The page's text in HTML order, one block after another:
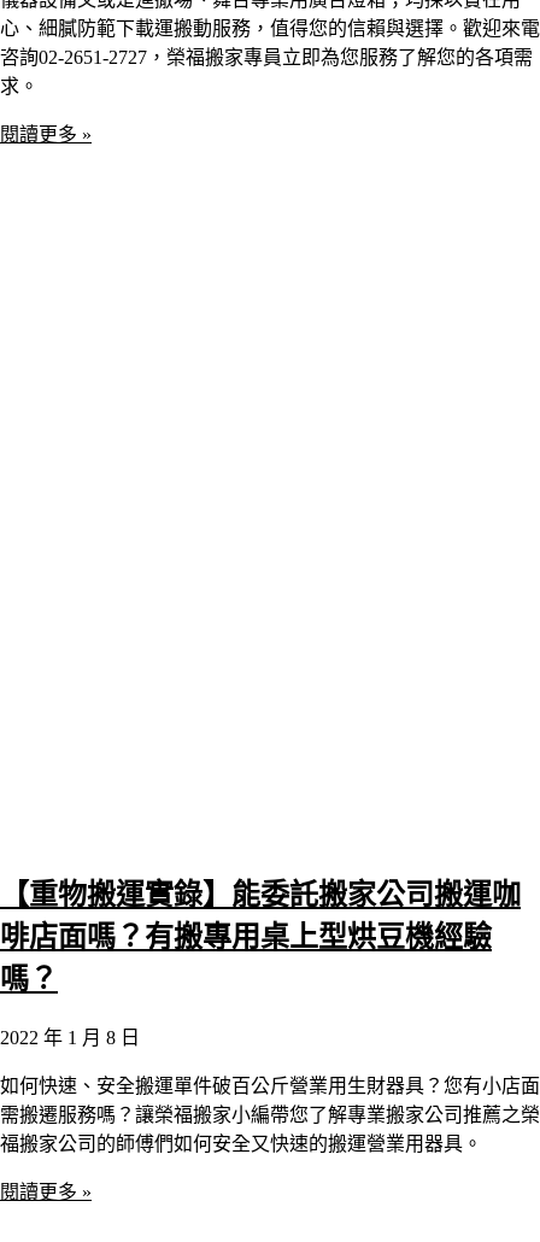
心、細膩防範下載運搬動服務，值得您的信賴與選擇。歡迎來電
咨詢02-2651-2727，榮福搬家專員立即為您服務了解您的各項需
求。
閱讀更多 »
【重物搬運實錄】能委託搬家公司搬運咖
啡店面嗎？有搬專用桌上型烘豆機經驗
嗎？
2022 年 1 月 8 日
如何快速、安全搬運單件破百公斤營業用生財器具？您有小店面
需搬遷服務嗎？讓榮福搬家小編帶您了解專業搬家公司推薦之榮
福搬家公司的師傅們如何安全又快速的搬運營業用器具。
閱讀更多 »